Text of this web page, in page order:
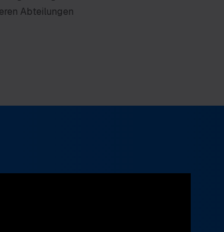
Abteilungen